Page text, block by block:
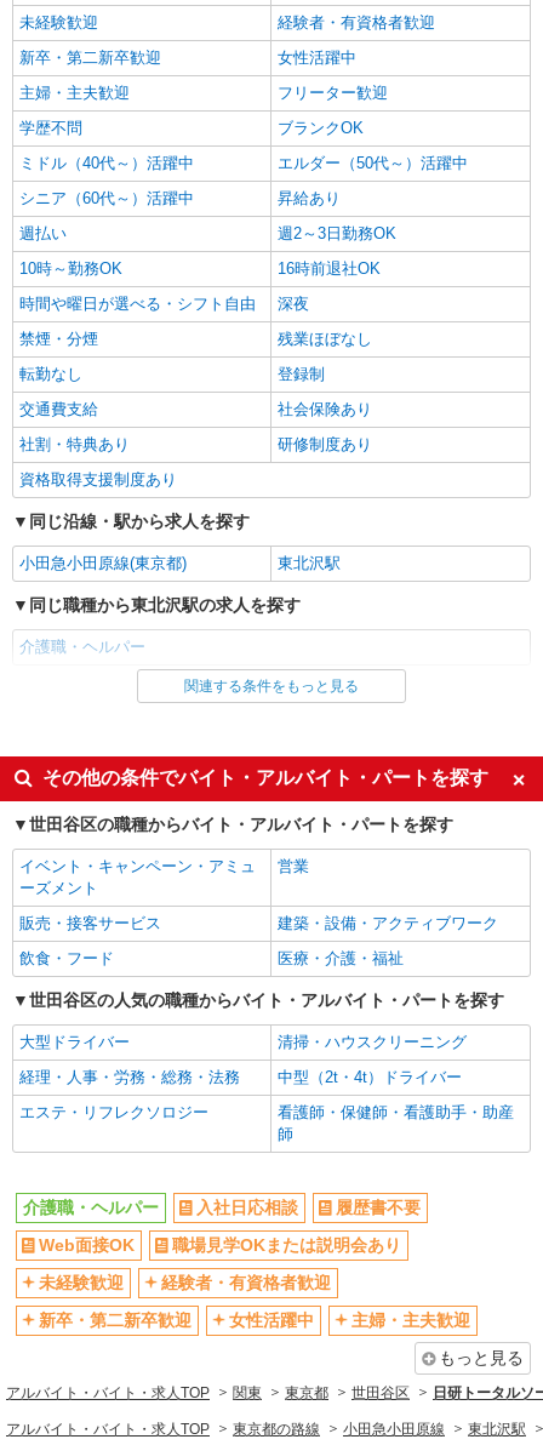
アップ！ ・居住支援特別手当:120円/時間含む ※
給与幅は資格・経験等による
東京都世田谷区宮坂2-11-13
キープ 詳細を見る
パート
ツクイ・サンシャイン成城（有料老人ホーム）
有料老人ホーム 夜勤専従介護スタッフ（ケア
時給1,400円〜1,599円 ★土日祝日は時給100円
アップ！ ・夜勤手当:1万円/回 ・居住支援特別手
当:120円/時給含む ※給与幅は資格・経験等による
東京都世田谷区上祖師谷六丁目29番19号
キープ 詳細を見る
パート
ツクイ世田谷宇奈根グループホーム
グループホーム 介護スタッフ（ケアクルー）
時給1,346円〜1,577円 ★土日祝日は時給100円
アップ！ ・夜勤手当:7,000円/回 ・居住支援特別
手当:120円/時間含む ※給与幅は資格・経験等によ
る
東京都世田谷区宇奈根2-15-18
キープ
正社員
そんぽの家S 上野毛/2058ba1
万円〜 ※職務手当、特別職務手当、特別地域手
当、（東京都）居住支援特別手当、働きがい向上
夜勤手当（月平均5回分）等、毎月平均的に支払わ
れる手当を含みます。 ※居住支援特別手当は勤続
5年目までの方はさらに1万円支給（再入社は除
は別途時間外手当支給（超過1分〜）
キープ 詳細を見る
正社員
SOMPOケア ラヴィーレ世田谷船橋/5012aa1
万円〜 ※職務手当、特別職務手当、特別地域手
当、（東京都）居住支援特別手当、働きがい向上
手当、働きがい向上手当、特別夜勤手当、日祝手
当（月平均2回分）、夜勤手当（月平均5回分）
等、毎月平均的に支払われる手当を含みます。 ※
居住支援特別手当は勤続5年目までの方はさらに1
万円支給（再入社は除く） ◎賞与：基本給2.08ヶ
東京都世田谷区船橋6-23-18
キープ 詳細を見る
介護スタッフ
【実務者研修】 月給：269,500円 年収例：364
万円〜 【初任者研修・無資格】 月給：259,800円
年収例：351万円〜 ※職務手当、（東京都）居住
支援特別手当、働きがい向上手当、日祝手当（月
平均2回分）、夜勤手当（月平均5回分）等、毎月
平均的に支払われる手当を含みます。 ※居住支援
特別手当は勤続5年目までの方はさらに1万円支給
（再入社は除く） ◎賞与：基本給2.08ヶ月分/年支
給 ◎残業時は別途時間外手当支給（超過1分〜）
東京都世田谷区喜多見1丁目31-10
キープ 詳細を見る
アルバイト パート
未経験歓迎
経験者・有資格者歓迎
新卒・第二新卒歓迎
女性活躍中
主婦・主夫歓迎
フリーター歓迎
学歴不問
ブランクOK
ミドル（40代～）活躍中
エルダー（50代～）活躍中
シニア（60代～）活躍中
昇給あり
週払い
週2～3日勤務OK
10時～勤務OK
16時前退社OK
時間や曜日が選べる・シフト自由
深夜
禁煙・分煙
残業ほぼなし
転勤なし
登録制
交通費支給
社会保険あり
社割・特典あり
研修制度あり
資格取得支援制度あり
同じ沿線・駅から求人を探す
小田急小田原線(東京都) 東北沢駅
同じ職種から東北沢駅の求人を探す
介護職・ヘルパー
同じ雇用形態から東北沢駅の求人を探す
派遣社員
紹介予定派遣
同じ特徴から東北沢駅の求人を探す
入社日応相談
履歴書不要
Web面接OK
未経験歓迎
経験者・有資格者歓迎
新卒・第二新卒歓迎
女性活躍中
主婦・主夫歓迎
フリーター歓迎
学歴不問
ブランクOK
ミドル（40代～）活躍中
エルダー（50代～）活躍中
シニア（60代～）活躍中
昇給あり
週2～3日勤務OK
時間や曜日が選べる・シフト自由
深夜
禁煙・分煙
残業ほぼなし
転勤なし
登録制
交通費支給
社会保険あり
社割・特典あり
研修制度あり
同じ職種から求人を探す
関連する条件をもっと見る
その他の条件でバイト・アルバイト・パートを探す
世田谷区の職種からバイト・アルバイト・パートを探す
イベント・キャンペーン・アミュ
ーズメント
営業
販売・接客サービス
建築・設備・アクティブワーク
飲食・フード
医療・介護・福祉
世田谷区の人気の職種からバイト・アルバイト・パートを探す
大型ドライバー
清掃・ハウスクリーニング
経理・人事・労務・総務・法務
中型（2t・4t）ドライバー
エステ・リフレクソロジー
看護師・保健師・看護助手・助産
師
介護職・ヘルパー 入社日応相談
履歴書不要
Web面接OK
職場見学OKまたは説明会あり
未経験歓迎
経験者・有資格者歓迎
新卒・第二新卒歓迎
女性活躍中
主婦・主夫歓迎
もっと見る
アルバイト・バイト・求人TOP 関東 東京都 世田谷区 日研トータル
アルバイト・バイト・求人TOP 東京都の路線 小田急小田原線 東北沢駅